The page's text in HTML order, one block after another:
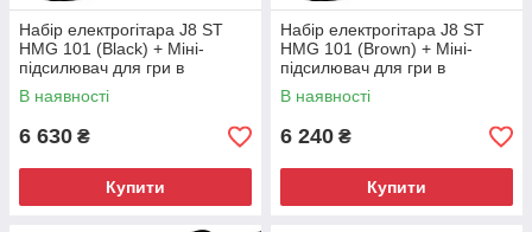
Набір електрогітара J8 ST
HMG 101 (Black) + Міні-
підсилювач для гри в
навушниках Joyo JA-03 Lead
+ Чохол HA-EG41A
В наявності
6 630 ₴
Купити
Набір електрогітара J8 ST
HMG 101 (Brown) + Міні-
підсилювач для гри в
навушниках Joyo JA-03 Lead
+ Чохол HA-EG41A
В наявності
6 240 ₴
Купити